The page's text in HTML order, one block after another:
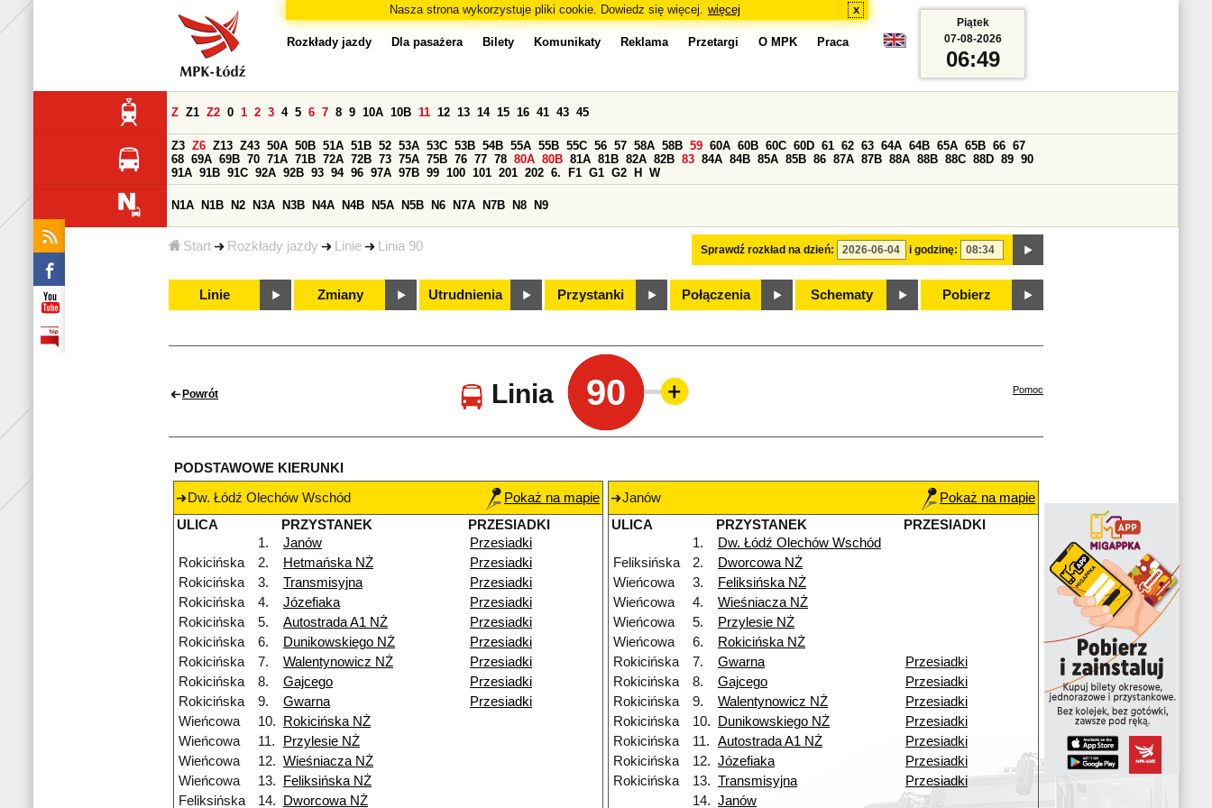
Nasza strona wykorzystuje pliki cookie. Dowiedz się więcej. więcej x
Start Rozkłady jazdy Linie Linia 90
Rozkłady jazdy Dla pasażera Bilety Komunikaty Reklama Przetargi O MPK Praca
Sprawdź rozkład na dzień: i godzinę:
Z Z1 Z2 0 1 2 3 4 5 6 7 8 9 10A 10B 11 12 13 14 15 16 41 43 45
Z3 Z6 Z13 Z43 50A 50B 51A 51B 52 53A 53C 53B 54B 55A 55B 55C 56 57 58A 58B 59 60A 60B 60C 60D 61 62 63 64A 64B 65A 65B 66 67
68 69A 69B 70 71A 71B 72A 72B 73 75A 75B 76 77 78 80A 80B 81A 81B 82A 82B 83 84A 84B 85A 85B 86 87A 87B 88A 88B 88C 88D 89 90
91A 91B 91C 92A 92B 93 94 96 97A 97B 99 100 101 201 202 6. F1 G1 G2 H W
N1A N1B N2 N3A N3B N4A N4B N5A N5B N6 N7A N7B N8 N9
Linie Zmiany Utrudnienia Przystanki Połączenia Schematy Pobierz
Piątek
07-08-2026
06:49
Powrót Linia 90 Pomoc
PODSTAWOWE KIERUNKI
Dw. Łódź Olechów Wschód
Pokaż na mapie
ULICA
PRZYSTANEK
PRZESIADKI
1.
Janów
Przesiadki
Rokicińska
2. Hetmańska NŻ
Przesiadki
Rokicińska
3. Transmisyjna
Przesiadki
Rokicińska
4. Józefiaka
Przesiadki
Rokicińska
5. Autostrada A1 NŻ
Przesiadki
Rokicińska
6. Dunikowskiego NŻ
Przesiadki
Rokicińska
7. Walentynowicz NŻ
Przesiadki
Rokicińska
8. Gajcego
Przesiadki
Rokicińska
9. Gwarna
Przesiadki
Wieńcowa
10.
Rokicińska NŻ
Wieńcowa
11.
Przylesie NŻ
Wieńcowa
12. Wieśniacza NŻ
Wieńcowa
13.
Feliksińska NŻ
Feliksińska
14. Dworcowa NŻ
Janów
Pokaż na mapie
ULICA
PRZYSTANEK
PRZESIADKI
1.
Dw. Łódź Olechów Wschód
Feliksińska
2.
Dworcowa NŻ
Wieńcowa
3.
Feliksińska NŻ
Wieńcowa
4.
Wieśniacza NŻ
Wieńcowa
5.
Przylesie NŻ
Wieńcowa
6.
Rokicińska NŻ
Rokicińska
7. Gwarna
Przesiadki
Rokicińska
8. Gajcego
Przesiadki
Rokicińska
9. Walentynowicz NŻ
Przesiadki
Rokicińska
10. Dunikowskiego NŻ
Przesiadki
Rokicińska
11. Autostrada A1 NŻ
Przesiadki
Rokicińska
12. Józefiaka
Przesiadki
Rokicińska
13. Transmisyjna
Przesiadki
14. Janów